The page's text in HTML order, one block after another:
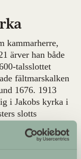
kammarherre,
ärver han både
talsslottet
fältmarskalken
1676. 1913
i Jakobs kyrka i
slotts
danska